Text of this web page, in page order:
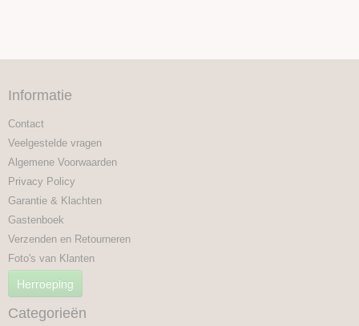
Informatie
Contact
Veelgestelde vragen
Algemene Voorwaarden
Privacy Policy
Garantie & Klachten
Gastenboek
Verzenden en Retourneren
Foto's van Klanten
Herroeping
Categorieën